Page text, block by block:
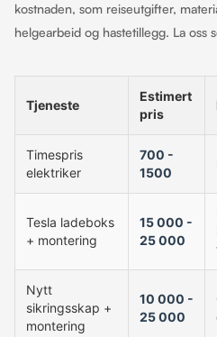
kostnaden, som reiseutgifter,
helgearbeid og hastetillegg. La oss
Tjeneste
Estimert
pris
Timespris
elektriker
700 -
1500
Tesla ladeboks
+ montering
15 000 -
25 000
Nytt
sikringsskap +
montering
10 000 -
25 000